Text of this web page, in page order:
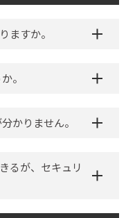
ますか。
。
かりません。
るが、セキュリ